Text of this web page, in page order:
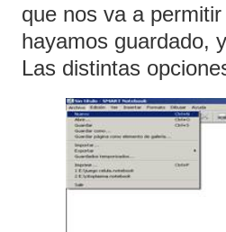
que nos va a
hayamos guardado,
Las distintas